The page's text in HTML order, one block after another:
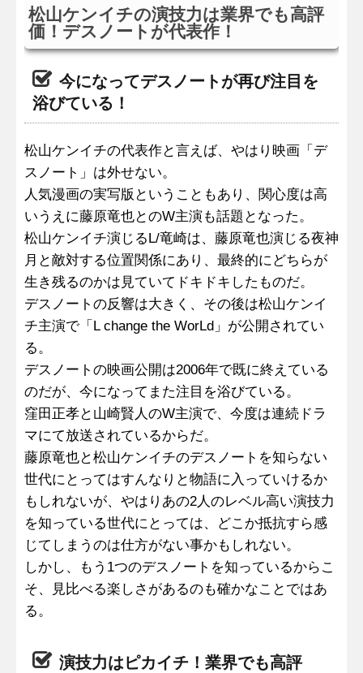
松山ケンイチの演技力は業界でも高評
価！デスノートが代表作！
今になってデスノートが再び注目を
浴びている！
松山ケンイチの代表作と言えば、やはり映画「デ
スノート」は外せない。
人気漫画の実写版ということもあり、関心度は高
いうえに藤原竜也とのW主演も話題となった。
松山ケンイチ演じるL/竜崎は、藤原竜也演じる夜神
月と敵対する位置関係にあり、最終的にどちらが
生き残るのかは見ていてドキドキしたものだ。
デスノートの反響は大きく、その後は松山ケンイ
チ主演で「L change the WorLd」が公開されてい
る。
デスノートの映画公開は2006年で既に終えている
のだが、今になってまた注目を浴びている。
窪田正孝と山崎賢人のW主演で、今度は連続ドラ
マにて放送されているからだ。
藤原竜也と松山ケンイチのデスノートを知らない
世代にとってはすんなりと物語に入っていけるか
もしれないが、やはりあの2人のレベル高い演技力
を知っている世代にとっては、どこか抵抗すら感
じてしまうのは仕方がない事かもしれない。
しかし、もう1つのデスノートを知っているからこ
そ、見比べる楽しさがあるのも確かなことではあ
る。
演技力はピカイチ！業界でも高評